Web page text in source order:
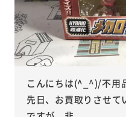
こんにちは(^_^)/不用
先日、お買取りさせて